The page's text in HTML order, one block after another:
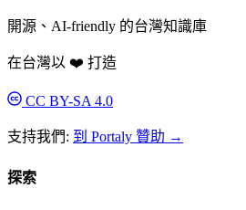
開源、AI-friendly 的台灣知識庫
在台灣以 ❤️ 打造
CC BY-SA 4.0
支持我們: 到 Portaly 贊助 →
探索